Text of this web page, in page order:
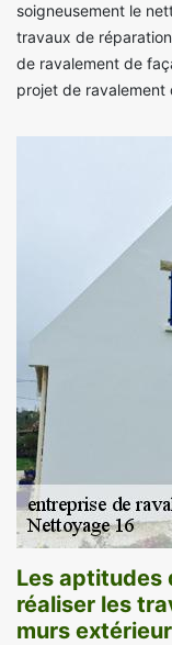
soigneusement le
travaux de
de ravalement de
projet de ravalement
Les aptitudes
réaliser les
murs